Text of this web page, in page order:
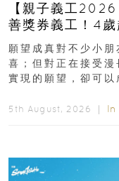
【親子義工
善獎券義工！4
新界
願望成真對不少小
喜；但對正在接受
實現的願望，卻可
5th August, 2026 ｜ In